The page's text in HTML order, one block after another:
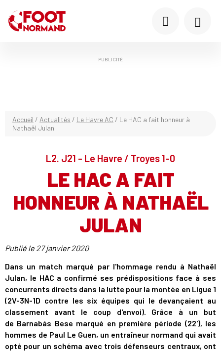
PUBLICITÉ
Accueil / Actualités / Le Havre AC / Le HAC a fait honneur à
Nathaël Julan
L2. J21 - Le Havre / Troyes 1-0
LE HAC A FAIT
HONNEUR À NATHAËL
JULAN
Publié le 27 janvier 2020
Dans un match marqué par l'hommage rendu à Nathaël
Julan, le HAC a confirmé ses prédispositions face à ses
concurrents directs dans la lutte pour la montée en Ligue 1
(2V-3N-1D contre les six équipes qui le devançaient au
classement avant le coup d'envoi). Grâce à un but
de Barnabás Bese marqué en première période (22'), les
hommes de Paul Le Guen, un entraîneur normand qui avait
opté pour un schéma avec trois défenseurs centraux, ont